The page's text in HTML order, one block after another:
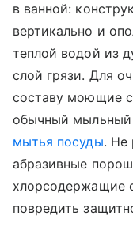
в ванной:
вертикально и
теплой водой из
слой грязи. Для
составу моющие
обычный мыльный
мытья посуды. Не
абразивные
хлорсодержащие
повредить